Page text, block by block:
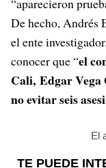
“aparecieron
De hecho, Andrés
el ente
conocer que “el
Cali, Edgar Vega
no evitar seis
El
TE PUEDE